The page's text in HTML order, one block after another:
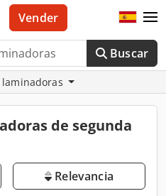
Buscar
Vender
de segunda
Relevancia